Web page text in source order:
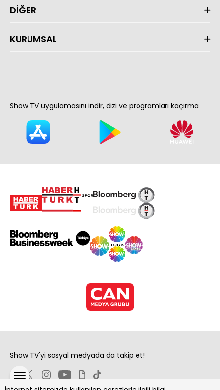
DİĞER
KURUMSAL
Show TV uygulamasını indir, dizi ve programları kaçırma
Show TV'yi sosyal medyada da takip et!